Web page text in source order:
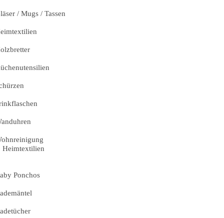
/ Mugs / Tassen
Heimtextilien
Ponchos